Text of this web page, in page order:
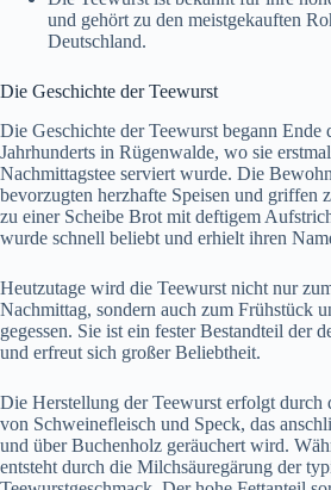
und gehört zu den meistgekauften
Deutschland.
Die Geschichte der Teewurst
Die Geschichte der Teewurst begann Ende
Jahrhunderts in Rügenwalde, wo sie
Nachmittagstee serviert wurde. Die
bevorzugten herzhafte Speisen und griffen
zu einer Scheibe Brot mit deftigem
wurde schnell beliebt und erhielt ihren
Heutzutage wird die Teewurst nicht nur
Nachmittag, sondern auch zum Frühstück
gegessen. Sie ist ein fester Bestandteil der
und erfreut sich großer Beliebtheit.
Die Herstellung der Teewurst erfolgt durch
von Schweinefleisch und Speck, das
und über Buchenholz geräuchert wird.
entsteht durch die Milchsäuregärung der